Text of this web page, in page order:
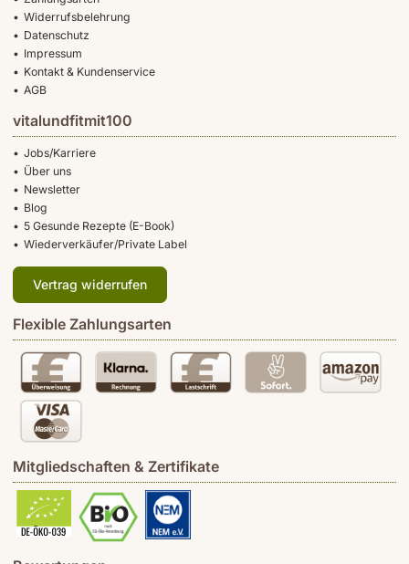
Widerrufsbelehrung
Datenschutz
Impressum
Kontakt & Kundenservice
AGB
vitalundfitmit100
Jobs/Karriere
Über uns
Newsletter
Blog
5 Gesunde Rezepte (E-Book)
Wiederverkäufer/Private Label
Vertrag widerrufen
Flexible Zahlungsarten
Mitgliedschaften & Zertifikate